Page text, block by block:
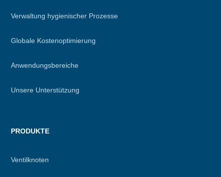
Verwaltung hygienischer Prozesse
Globale Kostenoptimierung
Anwendungsbereiche
Unsere Unterstützung
PRODUKTE
Ventilknoten